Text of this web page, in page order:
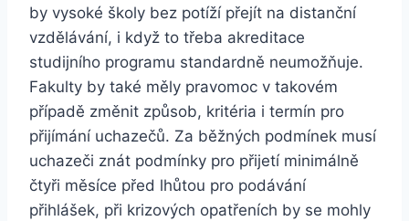
by vysoké školy bez potíží přejít na distanční
vzdělávání, i když to třeba akreditace
studijního programu standardně neumožňuje.
Fakulty by také měly pravomoc v takovém
případě změnit způsob, kritéria i termín pro
přijímání uchazečů. Za běžných podmínek musí
uchazeči znát podmínky pro přijetí minimálně
čtyři měsíce před lhůtou pro podávání
přihlášek, při krizových opatřeních by se mohly